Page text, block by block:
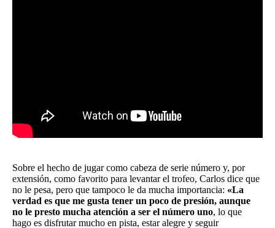
Sobre el hecho de jugar como cabeza de serie número y, por
extensión, como favorito para levantar el trofeo, Carlos dice que
no le pesa, pero que tampoco le da mucha importancia: «La
verdad es que me gusta tener un poco de presión, aunque
no le presto mucha atención a ser el número uno, lo que
hago es disfrutar mucho en pista, estar alegre y seguir